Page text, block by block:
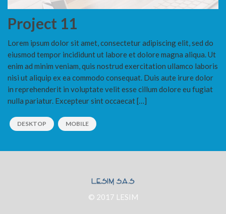
Project 11
Lorem ipsum dolor sit amet, consectetur adipiscing elit, sed do
eiusmod tempor incididunt ut labore et dolore magna aliqua. Ut
enim ad minim veniam, quis nostrud exercitation ullamco laboris
nisi ut aliquip ex ea commodo consequat. Duis aute irure dolor
in reprehenderit in voluptate velit esse cillum dolore eu fugiat
nulla pariatur. Excepteur sint occaecat […]
DESKTOP MOBILE
© 2017 LESIM